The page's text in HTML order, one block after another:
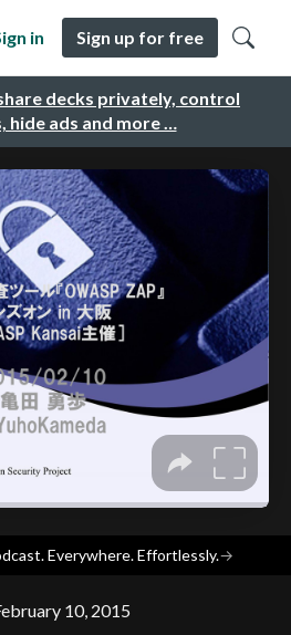
decks privately, control
hide ads and more …
in Sign up for free
Everywhere. Effortlessly.→
10, 2015